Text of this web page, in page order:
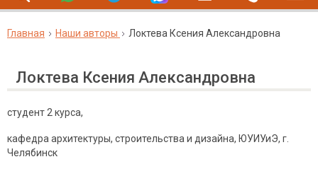
Главная Наши авторы Локтева Ксения Александровна
Локтева Ксения Александровна
студент 2 курса,
кафедра архитектуры, строительства и дизайна, ЮУИУиЭ, г.
Челябинск